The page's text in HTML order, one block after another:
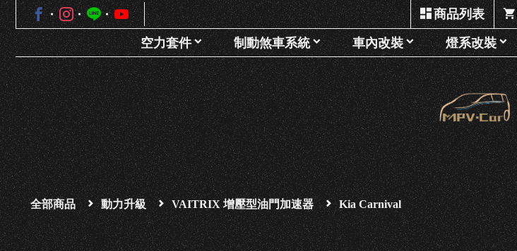
商品列表
空力套件 制動煞車系統 車內改裝 燈系改裝
全部商品 動力升級 VAITRIX 增壓型油門加速器 Kia Carnival